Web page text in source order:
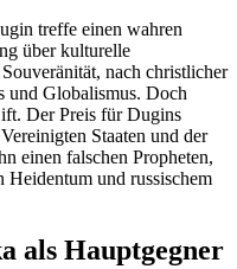
treffe einen wahren
über kulturelle
nach christlicher
und Globalismus. Doch
Der Preis für Dugins
Staaten und der
einen falschen Propheten,
Heidentum und russischem
als Hauptgegner